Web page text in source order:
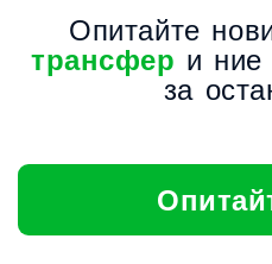
Опитайте
трансфер и
за